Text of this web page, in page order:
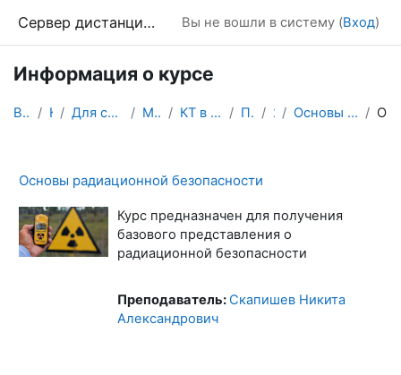
Сервер дистанционного обучения Химического факультета МГУ Вы не вошли в систему (Вход)
Информация о курсе
В начало Курсы Для студентов и магистрантов Магистратура КТ в науке и образовании Практикум 2022 Основы радиационной безопасности Описание
Основы радиационной безопасности
Курс предназначен для получения
базового представления о
радиационной безопасности
Преподаватель:Скапишев Никита
Александрович